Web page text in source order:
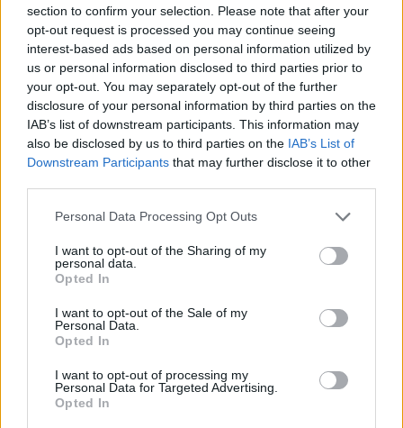
section to confirm your selection. Please note that after your
opt-out request is processed you may continue seeing
interest-based ads based on personal information utilized by
us or personal information disclosed to third parties prior to
your opt-out. You may separately opt-out of the further
disclosure of your personal information by third parties on the
IAB’s list of downstream participants. This information may
also be disclosed by us to third parties on the IAB’s List of
Downstream Participants that may further disclose it to other
Please note that this website/app uses one or more Google
not limited to your visit or usage behaviour. You may click to
grant or deny consent to Google and its third-party tags to
use your data for below specified purposes in below Google
consent section.
Personal Data Processing Opt Outs
I want to opt-out of the Sharing of my
personal data.
Opted In
I want to opt-out of the Sale of my
Personal Data.
Opted In
I want to opt-out of processing my
Personal Data for Targeted Advertising.
Opted In